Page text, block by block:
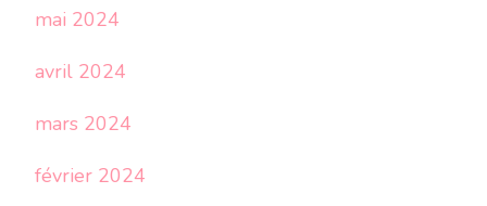
mai 2024
avril 2024
mars 2024
février 2024